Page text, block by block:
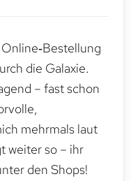
die Galaxie.
– fast schon
mehrmals laut
weiter so – ihr
den Shops!